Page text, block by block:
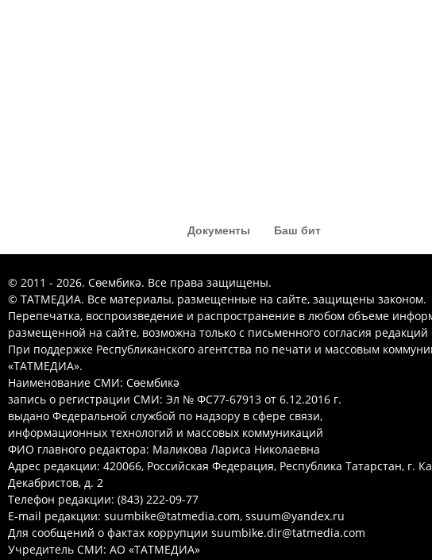
Документы Баш бит
© 2011 - 2026. Сөембикә. Все права защищены.
© ТАТМЕДИА. Все материалы, размещенные на сайте, защищены законом.
Перепечатка, воспроизведение и распространение в любом объеме
размещенной на сайте, возможна только с письменного согласия
При поддержке Республиканского агентства по печати и массовым
«ТАТМЕДИА».
Наименование СМИ: Сөембикә
запись о регистрации СМИ: Эл № ФС77-67913 от 6.12.2016 г.
выдано Федеральной службой по надзору в сфере связи,
информационных технологий и массовых коммуникаций
ФИО главного редактора: Маликова Лариса Николаевна
Адрес редакции: 420066, Российская Федерация, Республика Татарстан, г.
Декабристов, д. 2
Телефон редакции: (843) 222-09-77
E-mail редакции: suumbike@tatmedia.com, ssuum@yandex.ru
Для сообщений о фактах коррупции suumbike.dir@tatmedia.com
Учредитель СМИ: АО «ТАТМЕДИА»